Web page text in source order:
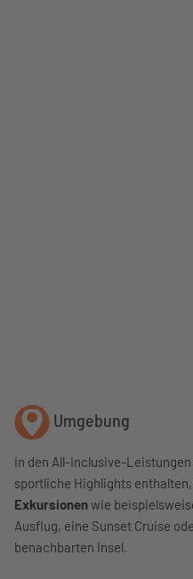
Umgebung
In den All-Inclusive-
sportliche Highlights
Exkursionenwie
Ausflug, eine Sunset Cruise
benachbarten Insel.